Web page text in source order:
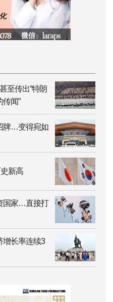
至传出“特朗
闻”
牌…变得宛如
新高
国家…直接打
长率连续3